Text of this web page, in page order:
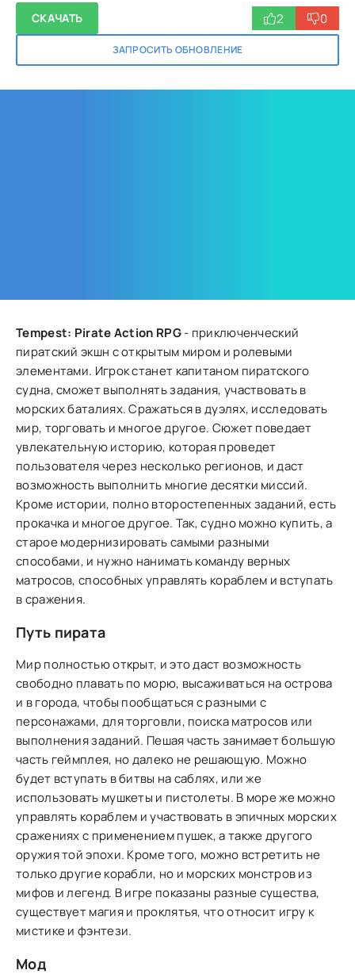
СКАЧАТЬ
ЗАПРОСИТЬ ОБНОВЛЕНИЕ
2 0
Tempest: Pirate Action RPG- приключенческий
пиратский экшн с открытым миром и ролевыми
элементами. Игрок станет капитаном пиратского
судна, сможет выполнять задания, участвовать в
морских баталиях. Сражаться в дуэлях, исследовать
мир, торговать и многое другое. Сюжет поведает
увлекательную историю, которая проведет
пользователя через несколько регионов, и даст
возможность выполнить многие десятки миссий.
Кроме истории, полно второстепенных заданий, есть
прокачка и многое другое. Так, судно можно купить, а
старое модернизировать самыми разными
способами, и нужно нанимать команду верных
матросов, способных управлять кораблем и вступать
в сражения.
Путь пирата
Мир полностью открыт, и это даст возможность
свободно плавать по морю, высаживаться на острова
и в города, чтобы пообщаться с разными с
персонажами, для торговли, поиска матросов или
выполнения заданий. Пешая часть занимает большую
часть геймплея, но далеко не решающую. Можно
будет вступать в битвы на саблях, или же
использовать мушкеты и пистолеты. В море же можно
управлять кораблем и участвовать в эпичных морских
сражениях с применением пушек, а также другого
оружия той эпохи. Кроме того, можно встретить не
только другие корабли, но и морских монстров из
мифов и легенд. В игре показаны разные существа,
существует магия и проклятья, что относит игру к
мистике и фэнтези.
Мод